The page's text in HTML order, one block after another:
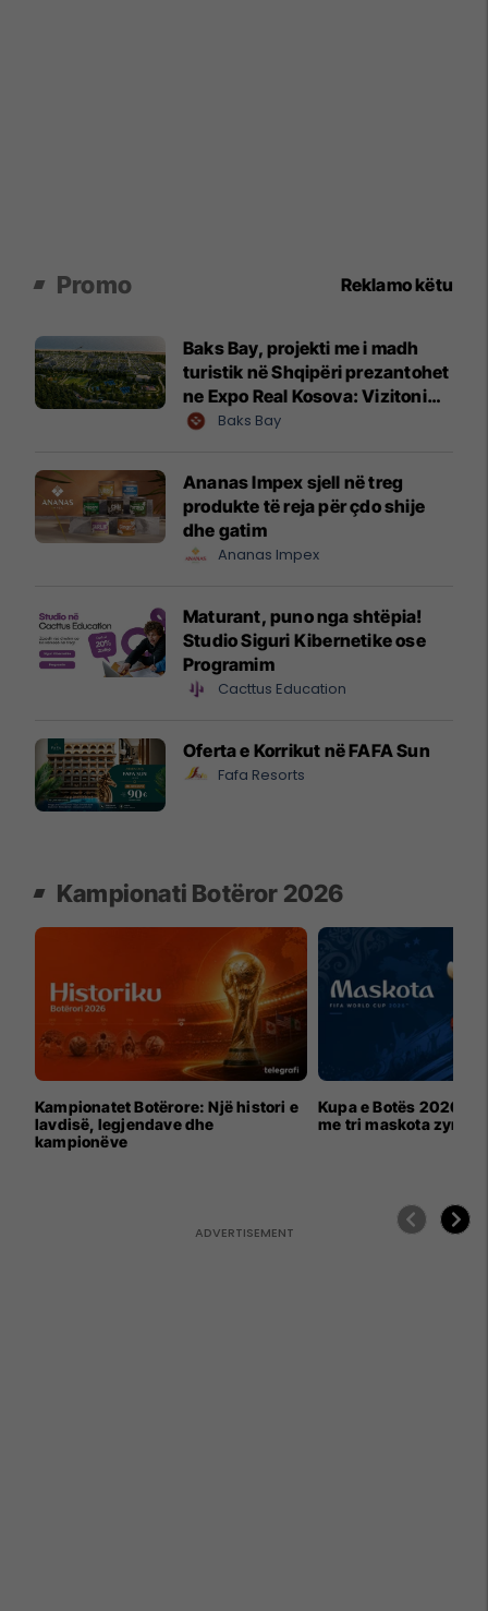
Promo Reklamo këtu
Baks Bay, projekti me i madh
turistik në Shqipëri prezantohet
ne Expo Real Kosova: Vizitoni
shtandin dhe zbuloni
Baks Bay
Ananas Impex sjell në treg
produkte të reja për çdo shije
dhe gatim
Ananas Impex
Maturant, puno nga shtëpia!
Studio Siguri Kibernetike ose
Programim
Cacttus Education
Oferta e Korrikut në FAFA Sun
Fafa Resorts
Kampionati Botëror 2026
Kampionatet Botërore: Një histori e
lavdisë, legjendave dhe
kampionëve
Kupa e Botës 2026
me tri maskota zyrtare